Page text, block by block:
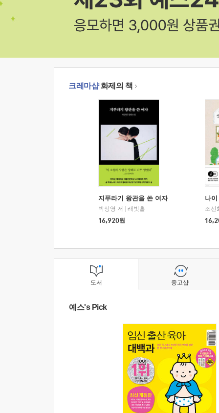
크레마샵화제의 책
지푸라기 왕관을 쓴 여자
박상영 저
래빗홀
16,920원
나
조선
도서
예스's Pick
중고샵